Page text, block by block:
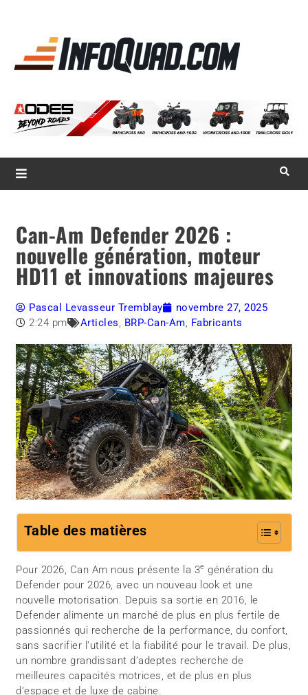
Magazine InfoQuad.com
Can-Am Defender 2026 :
nouvelle génération, moteur
HD11 et innovations majeures
Pascal Levasseur Tremblay
novembre 27, 2025
2:24 pm
Articles, BRP-Can-Am, Fabricants
Table des matières
Pour 2026, Can Am nous présente la 3e génération du
Defender pour 2026, avec un nouveau look et une
nouvelle motorisation. Depuis sa sortie en 2016, le
Defender alimente un marché de plus en plus fertile de
passionnés qui recherche de la performance, du confort,
sans sacrifier l’utilité et la fiabilité pour le travail. De plus,
un nombre grandissant d’adeptes recherche de
meilleures capacités motrices, et de plus en plus
d’espace et de luxe de cabine.